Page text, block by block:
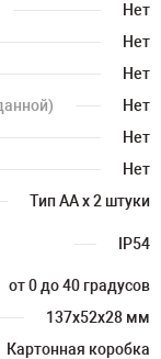
Нет
Нет
Нет
Нет
Нет
Нет
Тип AA x 2 штуки
IP54
от 0 до 40 градусов
137х52х28 мм
Картонная коробка